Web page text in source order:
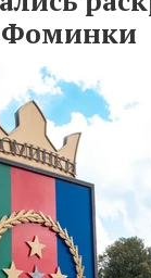
Фоминки